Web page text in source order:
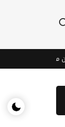
فينيسيوس بعقد ضخم لـ 6